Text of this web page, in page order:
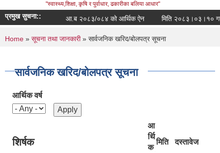
"स्वास्थ्य,शिक्षा, कृषि र पुर्वाधार, ढकारीका बलिया आधार"
प्रमुख सुचना:: आ.ब २०८३/०८४ को आर्थिक ऐन
You are here
Home » सूचना तथा जानकारी» सार्वजनिक खरिद/बोलपत्र सूचना
सार्वजनिक खरिद/बोलपत्र सूचना
आर्थिक वर्ष
शिर्षक
आ
र्थि
क
मिति दस्तावेज